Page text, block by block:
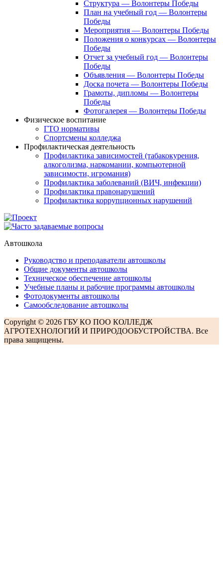
Структура — Волонтеры Победы
План на учебный год — Волонтеры
Победы
Мероприятия — Волонтеры Победы
Положения о конкурсах — Волонтеры
Победы
Отчет за учебный год — Волонтеры
Победы
Объявления — Волонтеры Победы
Доска почета — Волонтеры Победы
Грамоты, дипломы — Волонтеры
Победы
Фотогалерея — Волонтеры Победы
Физическое воспитание
ГТО нормативы
Спортсмены колледжа
Профилактическая деятельность
Профилактика зависимостей (табакокурения,
алкоголизма, наркомании, компьютерной
зависимости, игромания)
Профилактика заболеваний (ВИЧ, инфекции)
Профилактика правонарушений
Профилактика коррупционных нарушений
Автошкола
Руководство и преподаватели автошколы
Общие документы автошколы
Техническое обеспечение автошколы
Учебные планы и рабочие программы автошколы
Фотодокументы автошколы
Самообследование автошколы
Copyright © 2026 ГБУ КО ПОО КОЛЛЕДЖ
АГРОТЕХНОЛОГИЙ И ПРИРОДООБУСТРОЙСТВА. Все
права защищены.